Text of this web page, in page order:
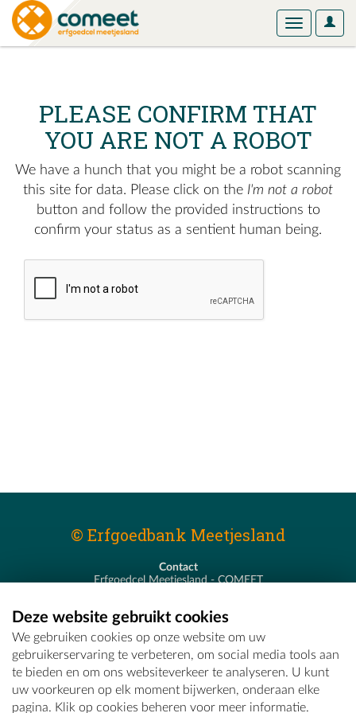
User
Toggle
PLEASE CONFIRM THAT
YOU ARE NOT A ROBOT
We have a hunch that you might be a robot scanning
this site for data. Please click on the I'm not a robot
button and follow the provided instructions to
confirm your status as a sentient human being.
© Erfgoedbank Meetjesland
Contact
Erfgoedcel Meetjesland - COMEET
T - 09 373 75 96
E -erfgoedcel@comeet.be
Deze website gebruikt cookies
We gebruiken cookies op onze website om uw
gebruikerservaring te verbeteren, om social media tools aan
te bieden en om ons websiteverkeer te analyseren. U kunt
uw voorkeuren op elk moment bijwerken, onderaan elke
pagina. Klik op cookies beheren voor meer informatie.